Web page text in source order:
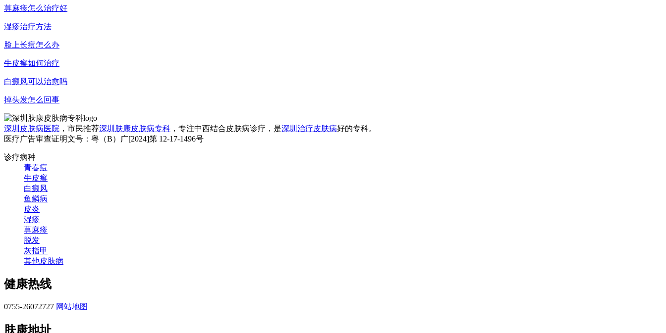
荨麻疹怎么治疗好
湿疹治疗方法
脸上长痘怎么办
牛皮癣如何治疗
白癜风可以治愈吗
掉头发怎么回事
深圳皮肤病医院 ，市民推荐深圳肤康皮肤病专科 ，专注中西结合皮肤病诊疗，是深圳治疗皮肤病好的专科。
医疗广告审查证明文号：粤（B）广[2024]第 12-17-1496号
诊疗病种
青春痘
牛皮癣
白癜风
鱼鳞病
皮炎
湿疹
荨麻疹
脱发
灰指甲
其他皮肤病
健康热线
0755-26072727 网站地图
肤康地址